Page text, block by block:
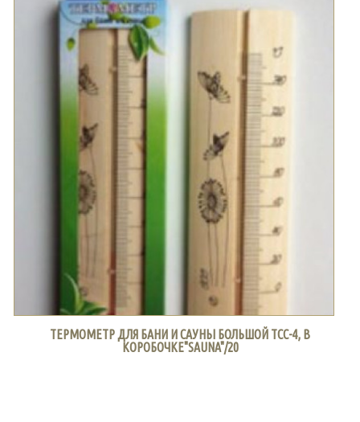
ТЕРМОМЕТР ДЛЯ БАНИ И САУНЫ БОЛЬШОЙ ТСС-4, В
КОРОБОЧКЕ"SAUNA"/20